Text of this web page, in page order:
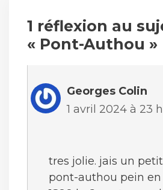
1 réflexion au
« Pont-Authou »
Georges Colin
1 avril 2024 à 23
tres jolie. jais un
pont-authou pein en